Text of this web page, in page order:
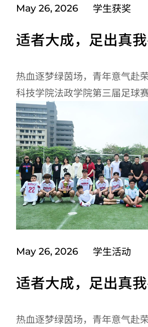
May 26, 2026 学生获奖
适者大成，足出真
热血逐梦绿茵场，青年意气赴
科技学院法政学院第三届足球
于2026年5月9日下午圆满落幕
都闪耀着青春的光芒，每一次
队的力量，这场属于法政学子
以圆满画上句号。决赛时刻绿
员精神抖擞、斗志昂扬，眼神
渴望，用默契的配合、凌厉的
守，展现着法政学子的热血与
果断、传球时的默契、射门时
May 26, 2026 学生活动
适者大成，足出真
热血逐梦绿茵场，青年意气赴